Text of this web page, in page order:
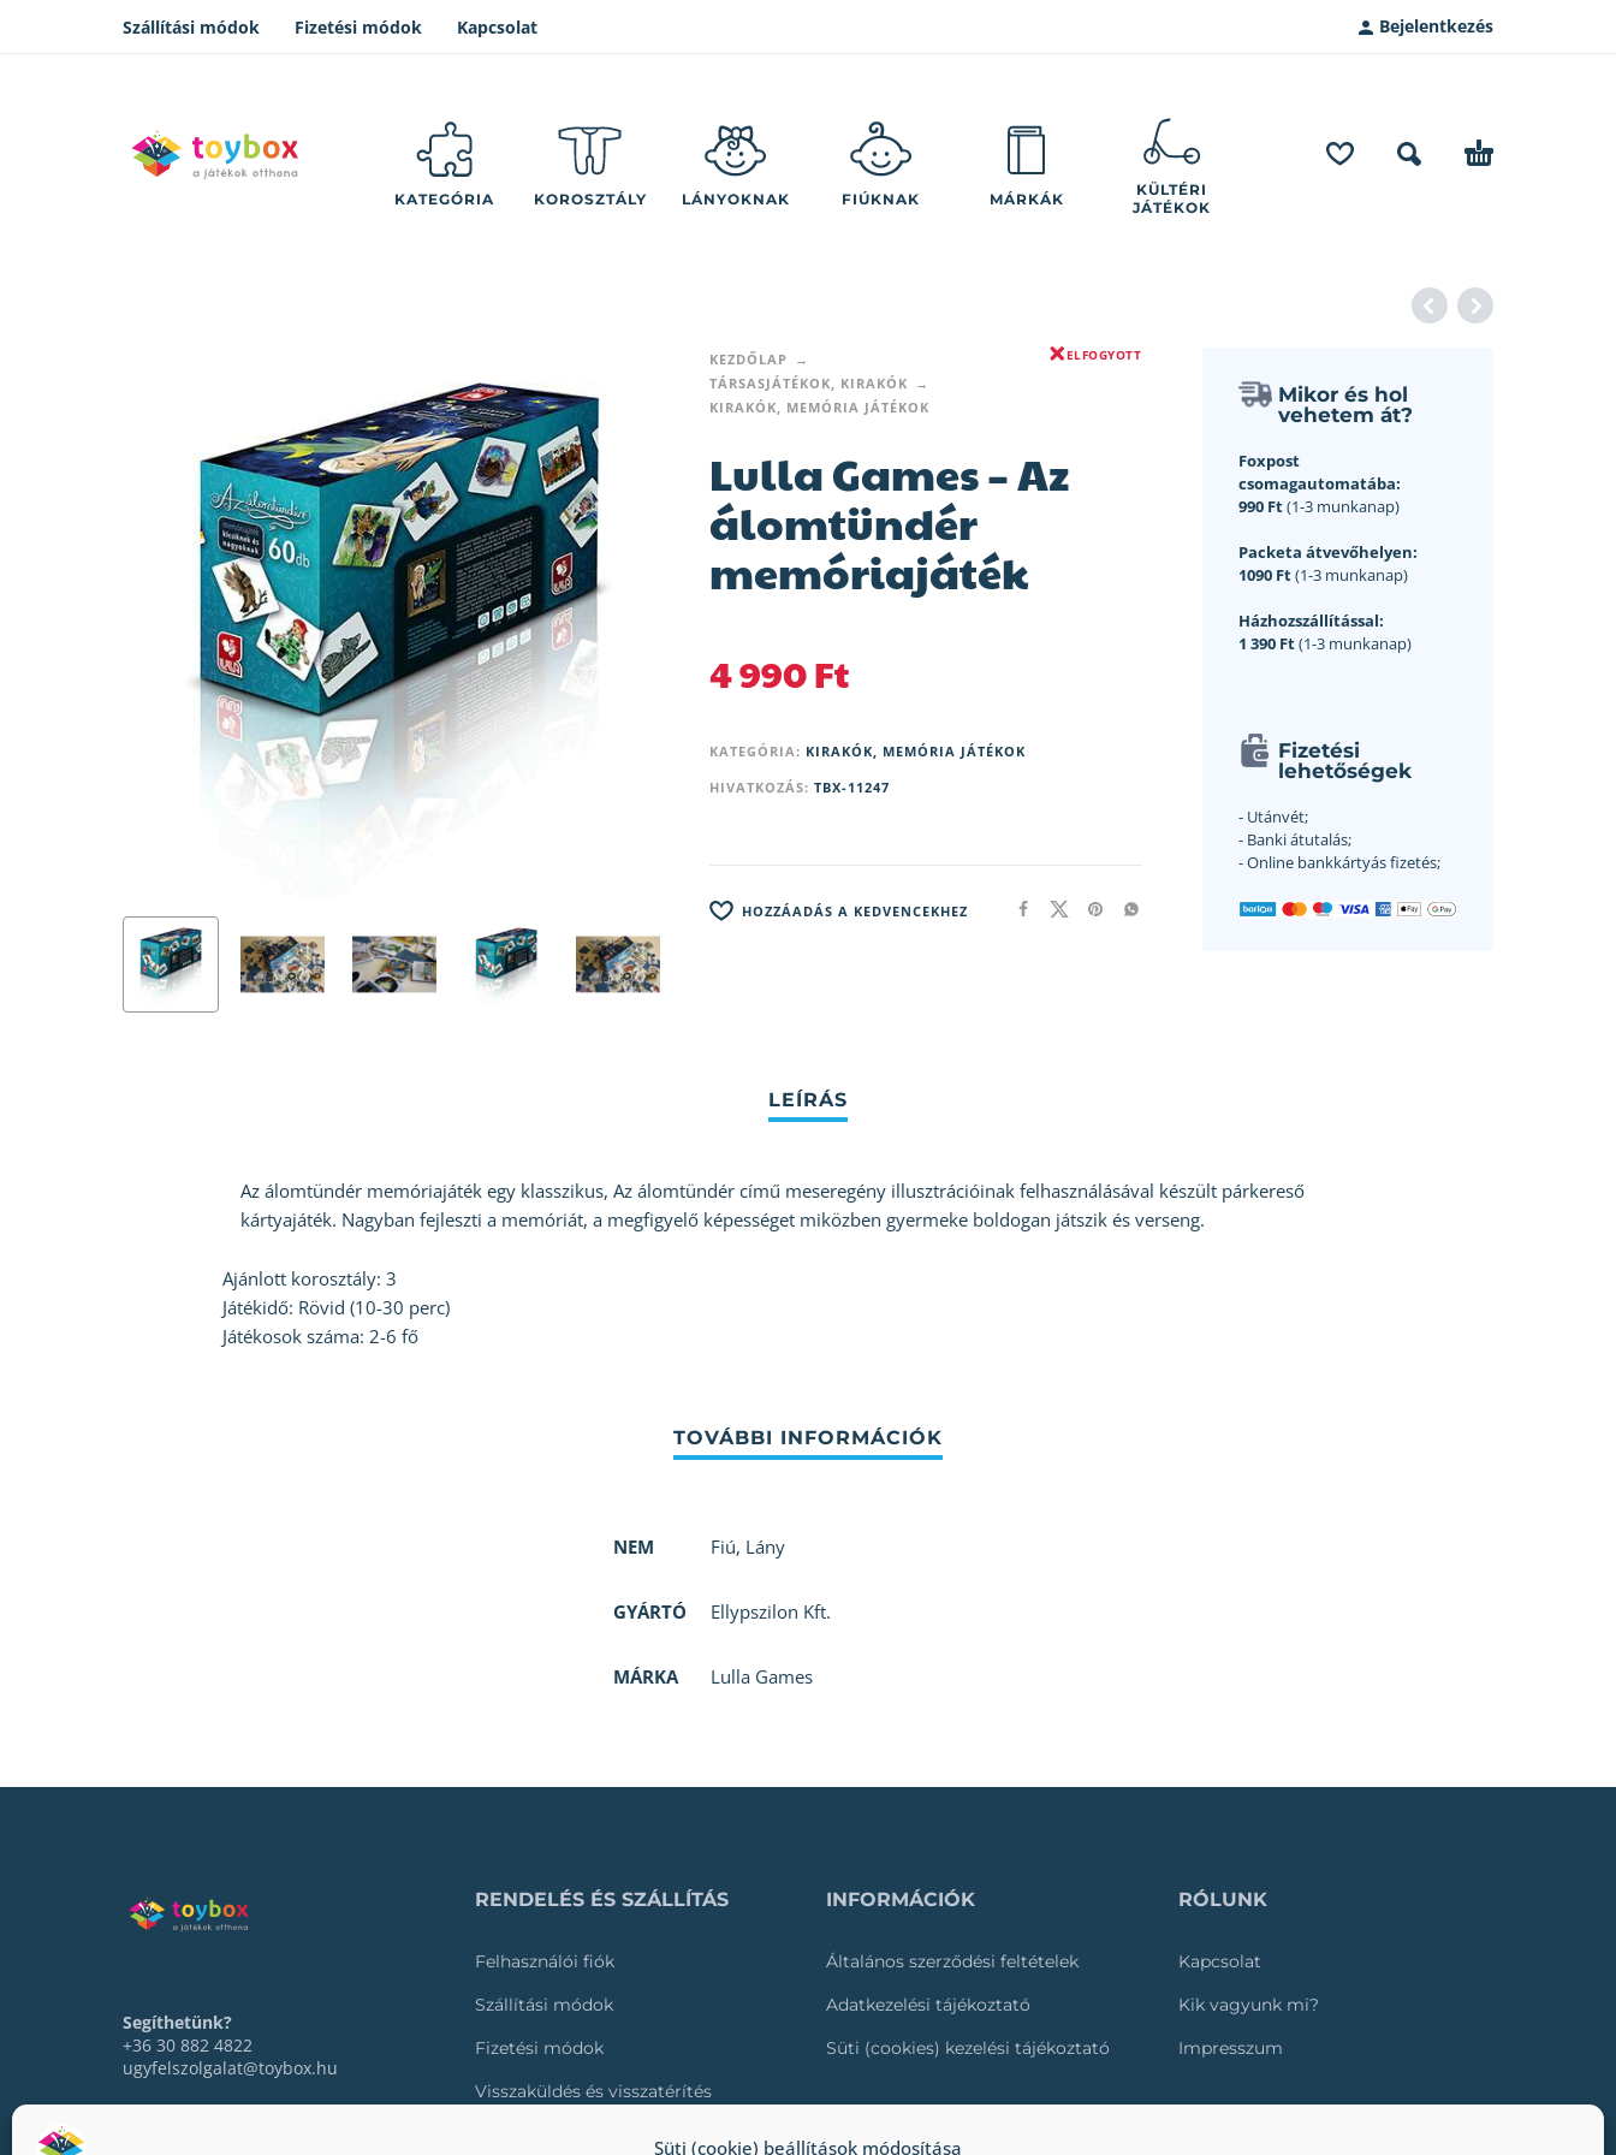
Süti (cookie) beállítások módosítása
Szállítási módok Fizetési módok Kapcsolat Bejelentkezés
KATEGÓRIA KOROSZTÁLY LÁNYOKNAK FIÚKNAK MÁRKÁK
KÜLTÉRI
JÁTÉKOK
KEZDŐLAP
TÁRSASJÁTÉKOK, KIRAKÓK
KIRAKÓK, MEMÓRIA JÁTÉKOK
ELFOGYOTT
Lulla Games – Az
álomtündér
memóriajáték
4 990Ft
KATEGÓRIA: KIRAKÓK, MEMÓRIA JÁTÉKOK
HIVATKOZÁS: TBX-11247
HOZZÁADÁS A KEDVENCEKHEZ
Mikor és hol
vehetem át?
Foxpost
csomagautomatába:
990 Ft(1-3 munkanap)
Packeta átvevőhelyen:
1090 Ft(1-3 munkanap)
Házhozszállítással:
1 390 Ft(1-3 munkanap)
Fizetési
lehetőségek
- Utánvét;
- Banki átutalás;
- Online bankkártyás fizetés;
Az álomtündér memóriajáték egy klasszikus, Az álomtündér című meseregény illusztrációinak felhasználásával készült párkereső
kártyajáték. Nagyban fejleszti a memóriát, a megfigyelő képességet miközben gyermeke boldogan játszik és verseng.
Ajánlott korosztály: 3
Játékidő: Rövid (10-30 perc)
Játékosok száma: 2-6 fő
NEM Fiú, Lány
GYÁRTÓ Ellypszilon Kft.
MÁRKA Lulla Games
Segíthetünk?
+36 30 882 4822
ugyfelszolgalat@toybox.hu
RENDELÉS ÉS SZÁLLÍTÁS
Felhasználói fiók
Szállítási módok
Fizetési módok
Visszaküldés és visszatérítés
INFORMÁCIÓK
Általános szerződési feltételek
Adatkezelési tájékoztató
Süti (cookies) kezelési tájékoztató
RÓLUNK
Kapcsolat
Kik vagyunk mi?
Impresszum